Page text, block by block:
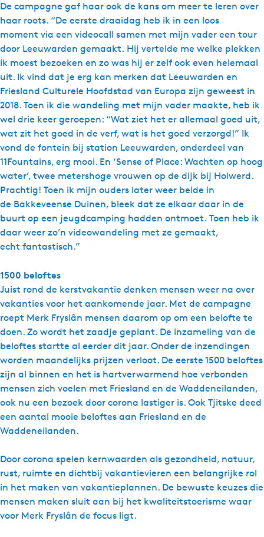
De campagne gaf haar ook de kans om meer te leren over
haar roots. “De eerste draaidag heb ik in een loos
moment via een videocall samen met mijn vader een tour
door Leeuwarden gemaakt. Hij vertelde me welke plekken
ik moest bezoeken en zo was hij er zelf ook even helemaal
uit. Ik vind dat je erg kan merken dat Leeuwarden en
Friesland Culturele Hoofdstad van Europa zijn geweest in
2018. Toen ik die wandeling met mijn vader maakte, heb ik
wel drie keer geroepen: “Wat ziet het er allemaal goed uit,
wat zit het goed in de verf, wat is het goed verzorgd!” Ik
vond de fontein bij station Leeuwarden, onderdeel van
11Fountains, erg mooi. En ‘Sense of Place: Wachten op hoog
water’, twee metershoge vrouwen op de dijk bij Holwerd.
Prachtig! Toen ik mijn ouders later weer belde in
de Bakkeveense Duinen, bleek dat ze elkaar daar in de
buurt op een jeugdcamping hadden ontmoet. Toen heb ik
daar weer zo’n videowandeling met ze gemaakt,
echt fantastisch.”
1500 beloftes
Juist rond de kerstvakantie denken mensen weer na over
vakanties voor het aankomende jaar. Met de campagne
roept Merk Fryslân mensen daarom op om een belofte te
doen. Zo wordt het zaadje geplant. De inzameling van de
beloftes startte al eerder dit jaar. Onder de inzendingen
worden maandelijks prijzen verloot. De eerste 1500 beloftes
zijn al binnen en het is hartverwarmend hoe verbonden
mensen zich voelen met Friesland en de Waddeneilanden,
ook nu een bezoek door corona lastiger is. Ook Tjitske deed
een aantal mooie beloftes aan Friesland en de
Waddeneilanden.
Door corona spelen kernwaarden als gezondheid, natuur,
rust, ruimte en dichtbij vakantievieren een belangrijke rol
in het maken van vakantieplannen. De bewuste keuzes die
mensen maken sluit aan bij het kwaliteitstoerisme waar
voor Merk Fryslân de focus ligt.